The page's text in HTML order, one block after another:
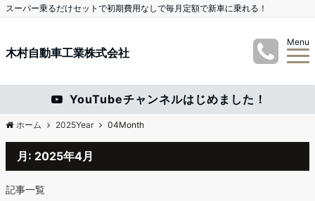
スーパー乗るだけセットで初期費用なしで毎月定額で新車に乗れる！
木村自動車工業株式会社
Menu
YouTubeチャンネルはじめました！
ホーム 2025Year 04Month
月: 2025年4月
記事一覧